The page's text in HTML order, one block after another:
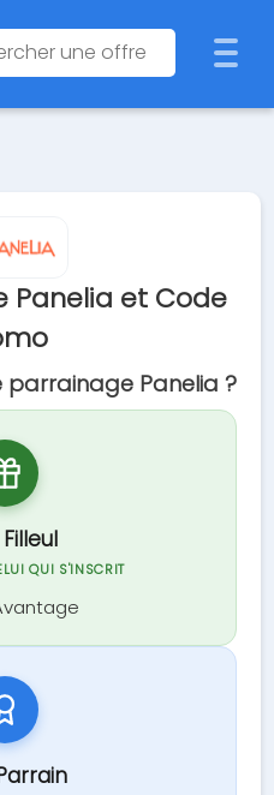
Panelia et Code
Panelia ?
QUI S'INSCRIT